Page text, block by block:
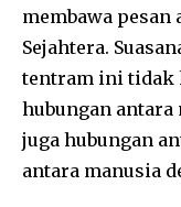
membawa
Sejahtera.
tentram ini tidak
hubungan antara
juga hubungan
antara manusia